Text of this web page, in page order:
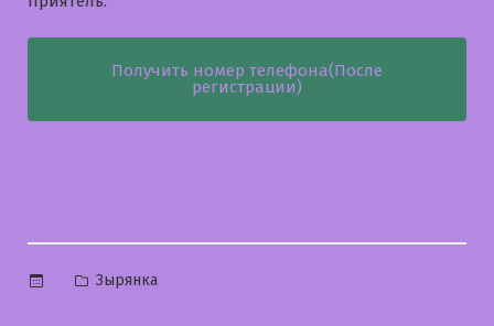
Получить номер телефона(После
регистрации)
Опубликовано
Зырянка